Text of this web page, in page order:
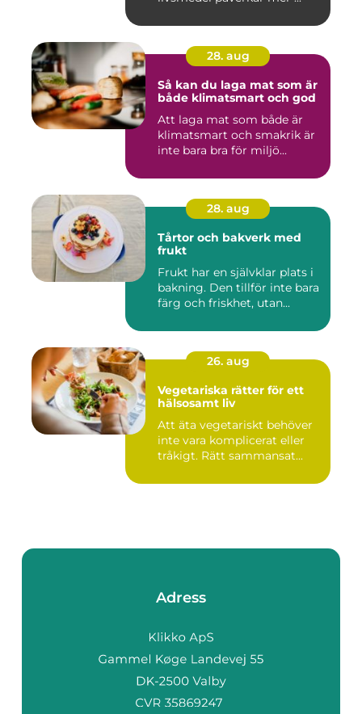
28. aug
Så kan du laga mat som är
både klimatsmart och god
Att laga mat som både är
klimatsmart och smakrik är
inte bara bra för miljö...
28. aug
Tårtor och bakverk med
frukt
Frukt har en självklar plats i
bakning. Den tillför inte bara
färg och friskhet, utan...
26. aug
Vegetariska rätter för ett
hälsosamt liv
Att äta vegetariskt behöver
inte vara komplicerat eller
tråkigt. Rätt sammansat...
Adress